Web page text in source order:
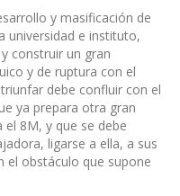
y masificación de
universidad e instituto,
construir un gran
y de ruptura con el
debe confluir con el
ya prepara otra gran
8M, y que se debe
ligarse a ella, a sus
el obstáculo que supone